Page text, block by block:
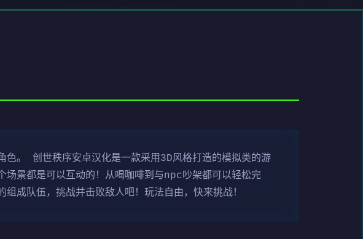
色。 创世秩序安卓汉化是一款采用3D风格打造的模拟类的游
场景都是可以互动的！从喝咖啡到与npc吵架都可以轻松完
成队伍，挑战并击败敌人吧！玩法自由，快来挑战！